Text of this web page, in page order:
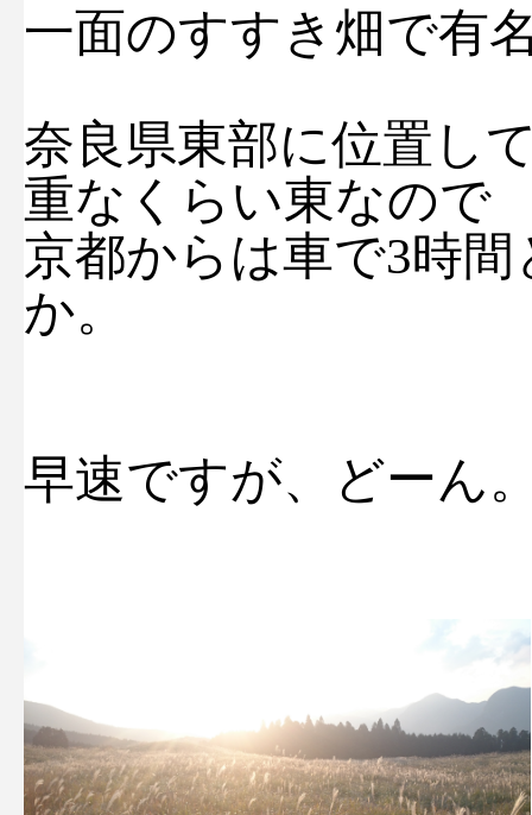
一面のすすき畑で有
奈良県東部に位置し
重なくらい東なので
京都からは車で3時
か。
早速ですが、どーん